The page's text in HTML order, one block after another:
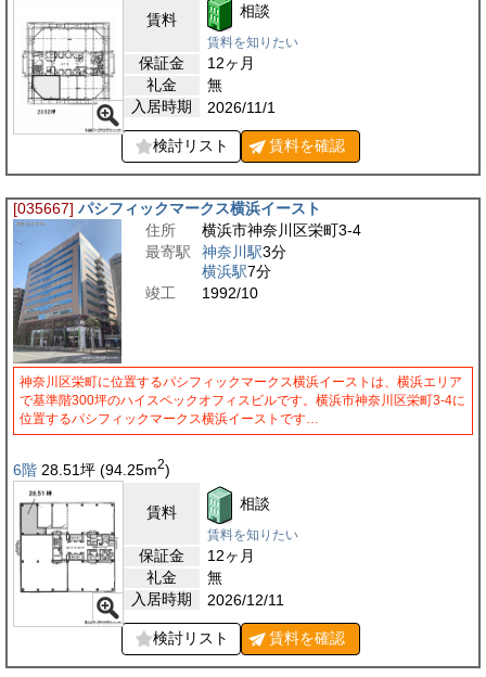
賃料 相談
賃料を知りたい
保証金
12ヶ月
礼金
無
入居時期
2026/11/1
検討リスト 賃料を確認
[035667] パシフィックマークス横浜イースト
住所
横浜市神奈川区栄町3-4
最寄駅
神奈川駅3分
横浜駅7分
竣工
1992/10
神奈川区栄町に位置するパシフィックマークス横浜イーストは、横浜エリア
で基準階300坪のハイスペックオフィスビルです。横浜市神奈川区栄町3-4に
位置するパシフィックマークス横浜イーストです…
6階 28.51坪 (94.25m2)
賃料 相談
賃料を知りたい
保証金
12ヶ月
礼金
無
入居時期
2026/12/11
検討リスト 賃料を確認